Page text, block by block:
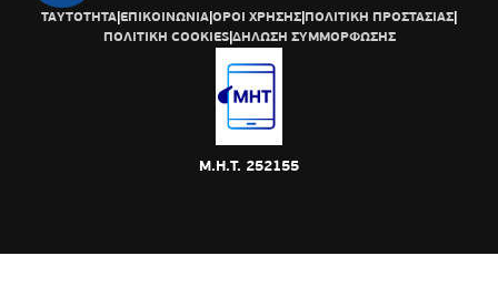
ΤΑΥΤΟΤΗΤΑ|ΕΠΙΚΟΙΝΩΝΙΑ|ΟΡΟΙ ΧΡΗΣΗΣ|ΠΟΛΙΤΙΚΗ ΠΡΟΣΤΑΣΙΑΣ|
ΠΟΛΙΤΙΚΗ COOKIES|ΔΗΛΩΣΗ ΣΥΜΜΟΡΦΩΣΗΣ
Μ.Η.Τ. 252155